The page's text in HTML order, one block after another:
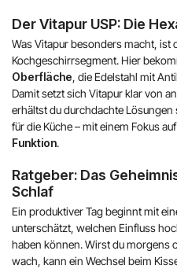
Der Vitapur USP: Die
Was Vitapur besonders macht, ist
Kochgeschirrsegment. Hier
Oberfläche, die Edelstahl mit
Damit setzt sich Vitapur klar von
erhältst du durchdachte
für die Küche – mit einem Fokus auf
Funktion.
Ratgeber: Das
Schlaf
Ein produktiver Tag beginnt mit
unterschätzt, welchen Einfluss
haben können. Wirst du morgens
wach, kann ein Wechsel beim